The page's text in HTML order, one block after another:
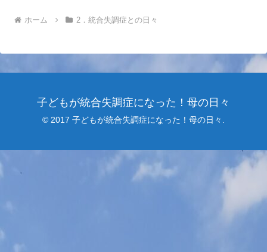
ホーム 2．統合失調症との日々
子どもが統合失調症になった！母の日々
© 2017 子どもが統合失調症になった！母の日々.